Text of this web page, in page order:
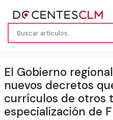
El Gobierno
nuevos decretos
currículos de otros
especialización de